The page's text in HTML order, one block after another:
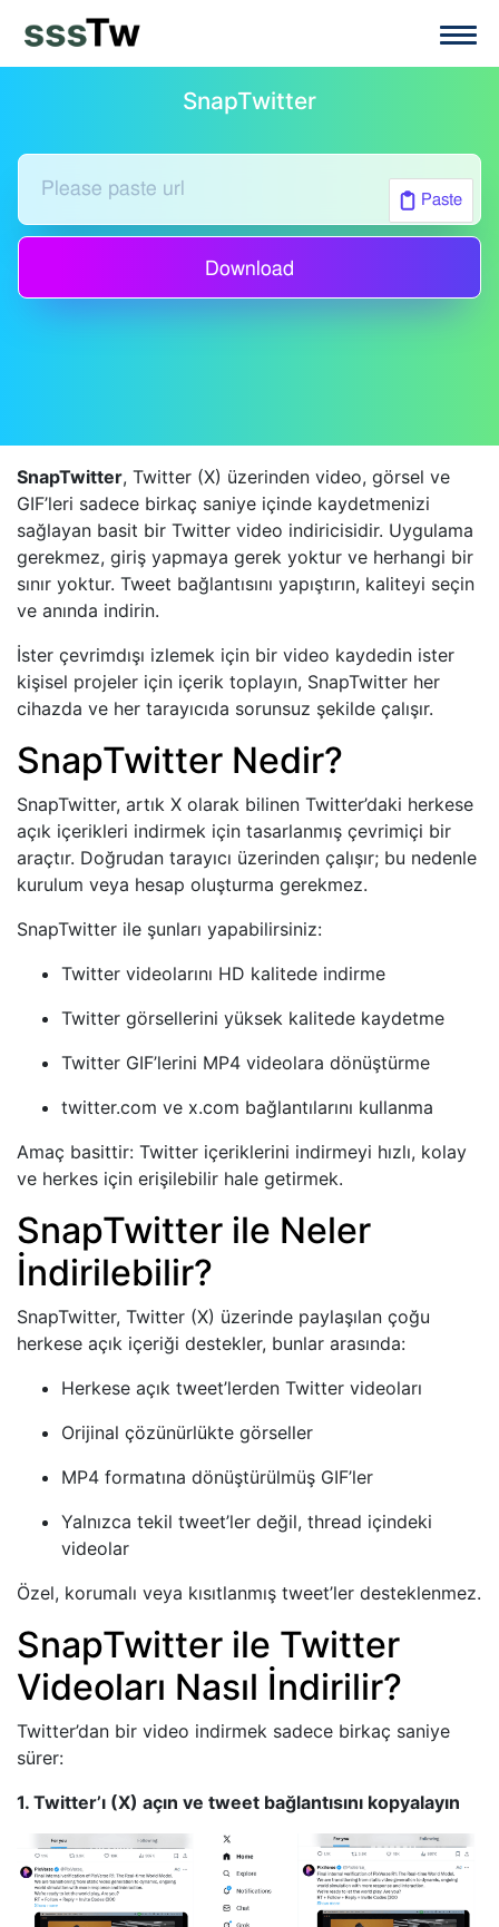
SnapTwitter
Paste
Download
SnapTwitter, Twitter (X) üzerinden video, görsel ve
GIF’leri sadece birkaç saniye içinde kaydetmenizi
sağlayan basit bir Twitter video indiricisidir. Uygulama
gerekmez, giriş yapmaya gerek yoktur ve herhangi bir
sınır yoktur. Tweet bağlantısını yapıştırın, kaliteyi seçin
ve anında indirin.
İster çevrimdışı izlemek için bir video kaydedin ister
kişisel projeler için içerik toplayın, SnapTwitter her
cihazda ve her tarayıcıda sorunsuz şekilde çalışır.
SnapTwitter Nedir?
SnapTwitter, artık X olarak bilinen Twitter’daki herkese
açık içerikleri indirmek için tasarlanmış çevrimiçi bir
araçtır. Doğrudan tarayıcı üzerinden çalışır; bu nedenle
kurulum veya hesap oluşturma gerekmez.
SnapTwitter ile şunları yapabilirsiniz:
Twitter videolarını HD kalitede indirme
Twitter görsellerini yüksek kalitede kaydetme
Twitter GIF’lerini MP4 videolara dönüştürme
twitter.com ve x.com bağlantılarını kullanma
Amaç basittir: Twitter içeriklerini indirmeyi hızlı, kolay
ve herkes için erişilebilir hale getirmek.
SnapTwitter ile Neler
İndirilebilir?
SnapTwitter, Twitter (X) üzerinde paylaşılan çoğu
herkese açık içeriği destekler, bunlar arasında:
Herkese açık tweet’lerden Twitter videoları
Orijinal çözünürlükte görseller
MP4 formatına dönüştürülmüş GIF’ler
Yalnızca tekil tweet’ler değil, thread içindeki
videolar
Özel, korumalı veya kısıtlanmış tweet’ler desteklenmez.
SnapTwitter ile Twitter
Videoları Nasıl İndirilir?
Twitter’dan bir video indirmek sadece birkaç saniye
sürer:
1. Twitter’ı (X) açın ve tweet bağlantısını kopyalayın